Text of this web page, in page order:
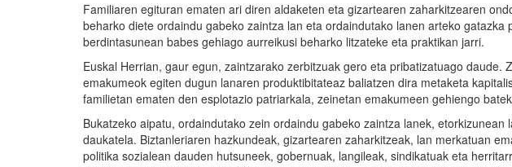
Familiaren egituran ematen ari diren aldaketen eta gizartearen zaharkitzearen
beharko diete ordaindu gabeko zaintza lan eta ordaindutako lanen arteko gatazka
berdintasunean babes gehiago aurreikusi beharko litzateke eta praktikan jarri.
Euskal Herrian, gaur egun, zaintzarako zerbitzuak gero eta pribatizatuago daude.
emakumeok egiten dugun lanaren produktibitateaz baliatzen dira metaketa
familietan ematen den esplotazio patriarkala, zeinetan emakumeen gehiengo
Bukatzeko aipatu, ordaindutako zein ordaindu gabeko zaintza lanek,
daukatela. Biztanleriaren hazkundeak, gizartearen zaharkitzeak, lan merkatuan
politika sozialean dauden hutsuneek, gobernuak, langileak, sindikatuak eta